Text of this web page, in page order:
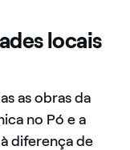
locais
as obras da
no Pó e a
diferença de